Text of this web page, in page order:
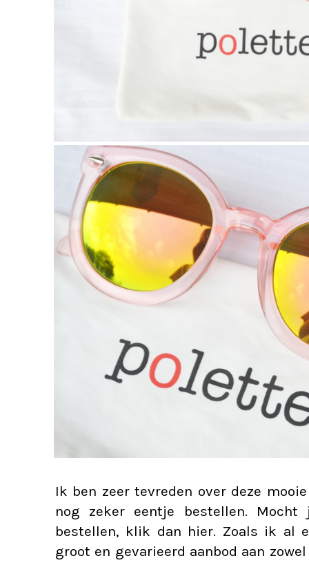
Ik ben zeer tevreden over deze
nog zeker eentje bestellen.
bestellen, klik dan hier. Zoals ik al
groot en gevarieerd aanbod aan